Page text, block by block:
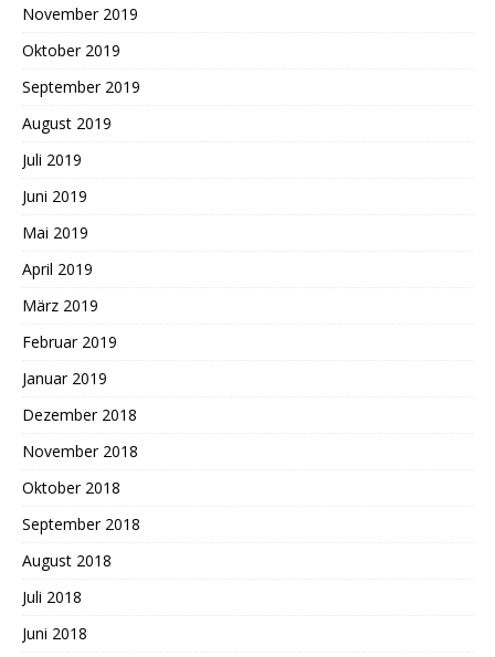
November 2019
Oktober 2019
September 2019
August 2019
Juli 2019
Juni 2019
Mai 2019
April 2019
März 2019
Februar 2019
Januar 2019
Dezember 2018
November 2018
Oktober 2018
September 2018
August 2018
Juli 2018
Juni 2018